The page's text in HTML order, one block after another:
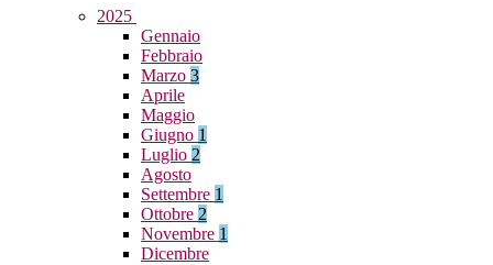
2025
Gennaio
Febbraio
Marzo 3
Aprile
Maggio
Giugno 1
Luglio 2
Agosto
Settembre 1
Ottobre 2
Novembre 1
Dicembre